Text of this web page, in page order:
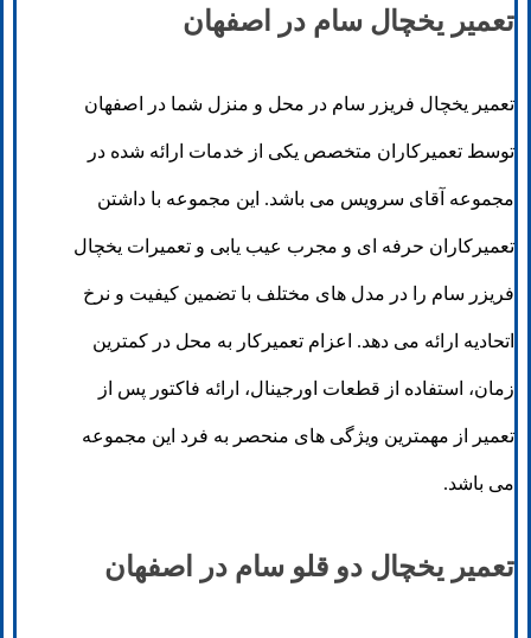
تعمیر یخچال سام در اصفهان
تعمیر یخچال فریزر سام در محل و منزل شما در اصفهان
توسط تعمیرکاران متخصص یکی از خدمات ارائه شده در
مجموعه آقای سرویس می باشد. این مجموعه با داشتن
تعمیرکاران حرفه ای و مجرب عیب یابی و تعمیرات یخچال
فریزر سام را در مدل های مختلف با تضمین کیفیت و نرخ
اتحادیه ارائه می دهد. اعزام تعمیرکار به محل در کمترین
زمان، استفاده از قطعات اورجینال، ارائه فاکتور پس از
تعمیر از مهمترین ویژگی های منحصر به فرد این مجموعه
می باشد.
تعمیر یخچال دو قلو سام در اصفهان